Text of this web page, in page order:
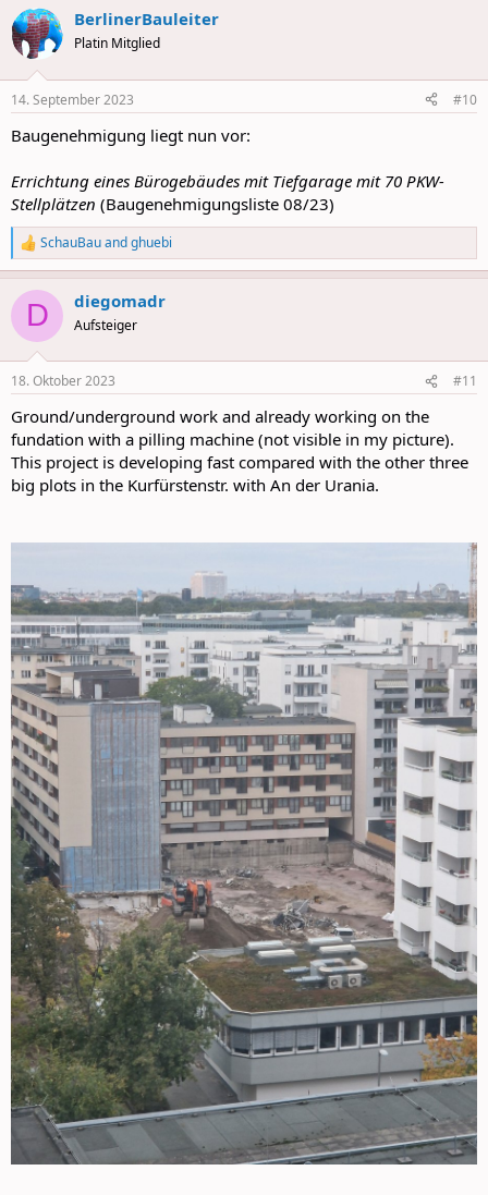
c
t
i
s
BerlinerBauleiter
Platin Mitglied
14. September 2023 #10
Baugenehmigung liegt nun vor:
Errichtung eines Bürogebäudes mit Tiefgarage mit 70 PKW-
Stellplätzen (Baugenehmigungsliste 08/23)
R
e
a
c
i
s
SchauBauandghuebi
D diegomadr
Aufsteiger
18. Oktober 2023 #11
Ground/underground work and already working on the
fundation with a pilling machine (not visible in my picture).
This project is developing fast compared with the other three
big plots in the Kurfürstenstr. with An der Urania.